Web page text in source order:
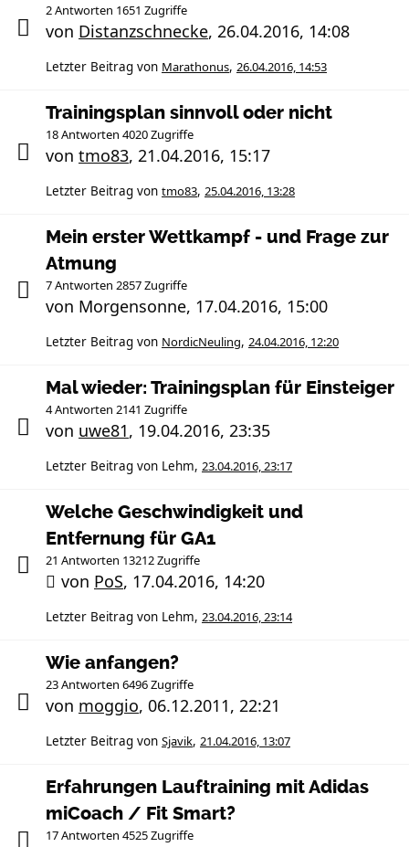
2 Antworten 1651 Zugriffe
von Distanzschnecke, 26.04.2016, 14:08
Letzter Beitrag von Marathonus, 26.04.2016, 14:53
Trainingsplan sinnvoll oder nicht
18 Antworten 4020 Zugriffe
von tmo83, 21.04.2016, 15:17
Letzter Beitrag von tmo83, 25.04.2016, 13:28
Mein erster Wettkampf - und Frage zur
Atmung
7 Antworten 2857 Zugriffe
von Morgensonne, 17.04.2016, 15:00
Letzter Beitrag von NordicNeuling, 24.04.2016, 12:20
Mal wieder: Trainingsplan für Einsteiger
4 Antworten 2141 Zugriffe
von uwe81, 19.04.2016, 23:35
Letzter Beitrag von Lehm, 23.04.2016, 23:17
Welche Geschwindigkeit und
Entfernung für GA1
21 Antworten 13212 Zugriffe
von PoS, 17.04.2016, 14:20
Letzter Beitrag von Lehm, 23.04.2016, 23:14
Wie anfangen?
23 Antworten 6496 Zugriffe
von moggio, 06.12.2011, 22:21
Letzter Beitrag von Sjavik, 21.04.2016, 13:07
Erfahrungen Lauftraining mit Adidas
miCoach / Fit Smart?
17 Antworten 4525 Zugriffe